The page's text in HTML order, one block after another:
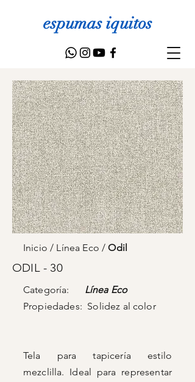
espumas iquitos
Inicio/ Línea Eco/Odil
ODIL - 30
Categoría: Línea Eco
Propiedades: Solidez al color
Tela para tapicería estilo
mezclilla. Ideal para representar